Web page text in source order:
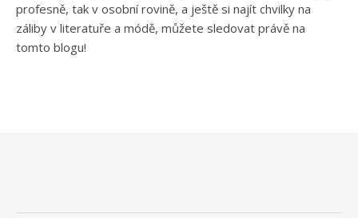
profesně, tak v osobní rovině, a ještě si najít chvilky na
záliby v literatuře a módě, můžete sledovat právě na
tomto blogu!